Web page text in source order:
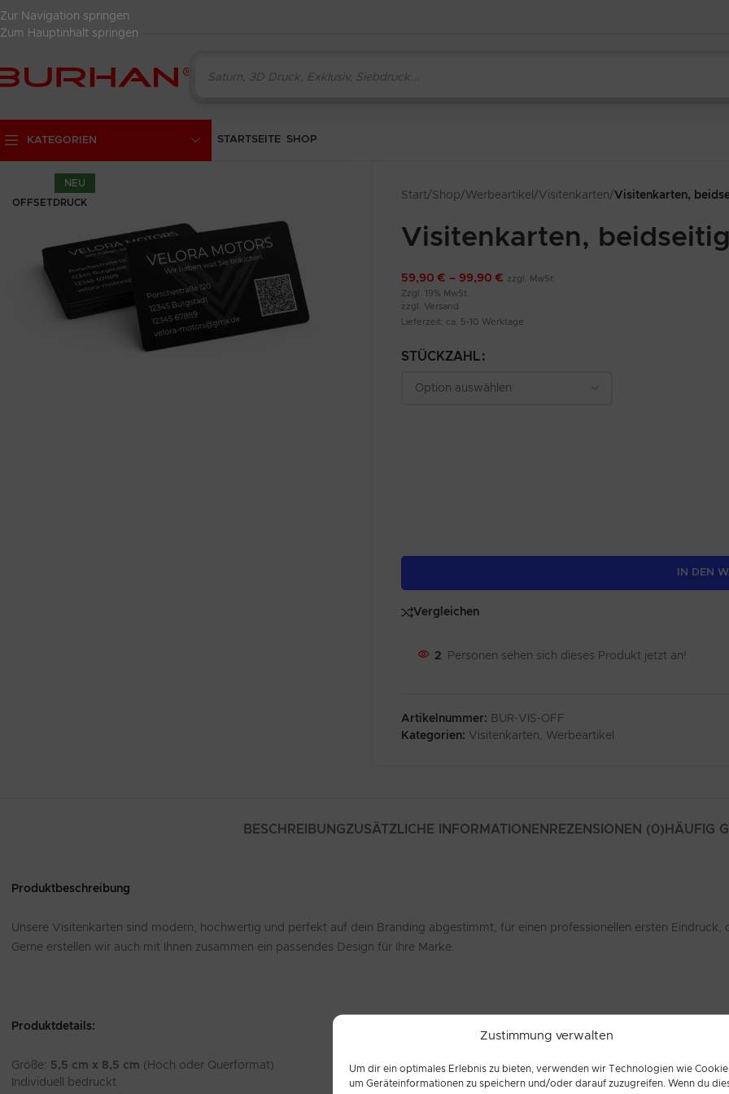
Zustimmung verwalten
Um dir ein optimales Erlebnis zu bieten, verwenden wir Technologien wie
um Geräteinformationen zu speichern und/oder darauf zuzugreifen. Wenn du
Zur Navigation springen
Zum Hauptinhalt springen
KATEGORIEN STARTSEITE SHOP
NEU
OFFSETDRUCK
Start/Shop/Werbeartikel /Visitenkarten/Visitenkarten,
Visitenkarten,
59,90 € – 99,90 € zzgl. MwSt.
Zzgl. 19% MwSt.
zzgl. Versand
Lieferzeit: ca. 5-10 Werktage
STÜCKZAHL
IN DEN
Vergleichen
2 Personen sehen sich dieses Produkt jetzt an!
Artikelnummer: BUR-VIS-OFF
Kategorien: Visitenkarten Werbeartikel
BESCHREIBUNGZUSÄTZLICHE INFORMATIONEN REZENSIONEN (0) HÄUFIG
Produktbeschreibung
Unsere Visitenkarten sind modern, hochwertig und perfekt auf dein Branding abgestimmt, für einen professionellen ersten Eindruck,
Gerne erstellen wir auch mit Ihnen zusammen ein passendes Design für Ihre Marke.
Produktdetails:
Größe: 5,5 cm x 8,5 cm (Hoch oder Querformat)
Individuell bedruckt